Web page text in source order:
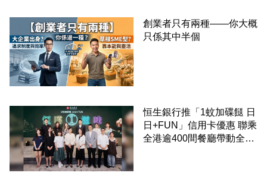
創業者只有兩種——你大概
只係其中半個
恒生銀行推「1蚊加碟餸 日
日+FUN」信用卡優惠 聯乘
全港逾400間餐廳帶動全城